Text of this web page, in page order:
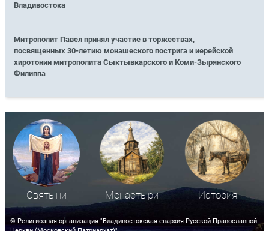
Владивостока
Митрополит Павел принял участие в торжествах,
посвященных 30-летию монашеского пострига и иерейской
хиротонии митрополита Сыктывкарского и Коми-Зырянского
Филиппа
Святыни Монастыри История
© Религиозная организация "Владивостокская епархия Русской Православной